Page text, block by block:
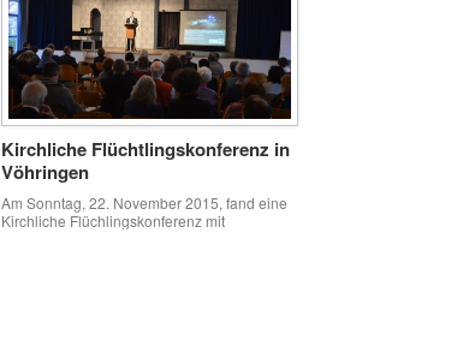
sowie über Abgründe und Ausweglosigkeiten
menschlichen Lebens. Die Begegnung mit
den Gefangenen leitet […]
Kirchliche Flüchtlingskonferenz in
Vöhringen
Am Sonntag, 22. November 2015, fand eine
Kirchliche Flüchlingskonferenz mit